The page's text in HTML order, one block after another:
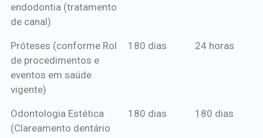
endodontia (tratamento
de canal)
Próteses (conforme Rol
de procedimentos e
eventos em saúde
vigente)
180 dias 24 horas
Odontologia Estética
(Clareamento dentário
180 dias 180 dias